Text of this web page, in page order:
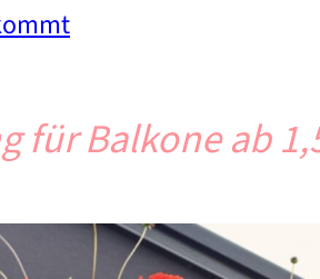
für Balkone ab